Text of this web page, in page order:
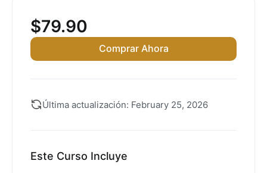
$79.90
Comprar Ahora
Última actualización: February 25, 2026
Este Curso Incluye